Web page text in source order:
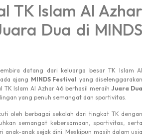
TK Islam Al Azhar
Dua di MINDS
datang dari keluarga besar TK Islam Al
ajang MINDS Festival yang diselenggarakan
TK Islam Al Azhar 46 berhasil meraihJuara Dua
yang penuh semangat dan sportivitas.
oleh berbagai sekolah dari tingkat TK dengan
semangat kebersamaan, sportivitas, serta
anak-anak sejak dini. Meskipun masih dalam usia